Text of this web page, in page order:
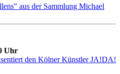
aus der Sammlung Michael
Uhr
den Kölner Künstler JA!DA!